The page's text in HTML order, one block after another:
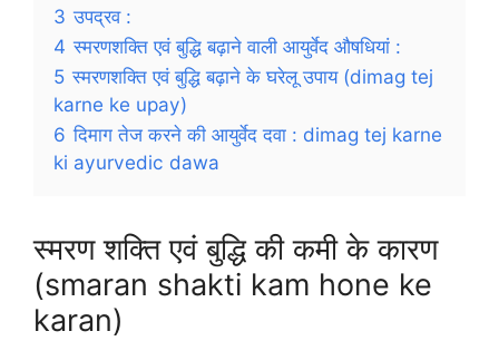
3 उपद्रव :
4 स्मरणशक्ति एवं बुद्धि बढ़ाने वाली आयुर्वेद औषधियां :
5 स्मरणशक्ति एवं बुद्धि बढ़ाने के घरेलू उपाय (dimag tej
karne ke upay)
6 दिमाग तेज करने की आयुर्वेद दवा : dimag tej karne
ki ayurvedic dawa
स्मरण शक्ति एवं बुद्धि की कमी के कारण
(smaran shakti kam hone ke
karan)